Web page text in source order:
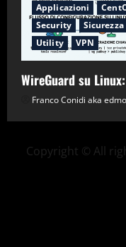
Applicazioni
Security
Sicurezza
Utility
VPN
WireGuard su
Franco Conidi aka
Copyright © All